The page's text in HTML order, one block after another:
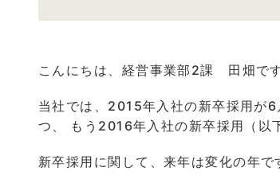
こんにちは、経営事業部2課 田畑です
当社では、2015年入社の新卒採用が
つ、 もう2016年入社の新卒採用（以
新卒採用に関して、来年は変化の年で